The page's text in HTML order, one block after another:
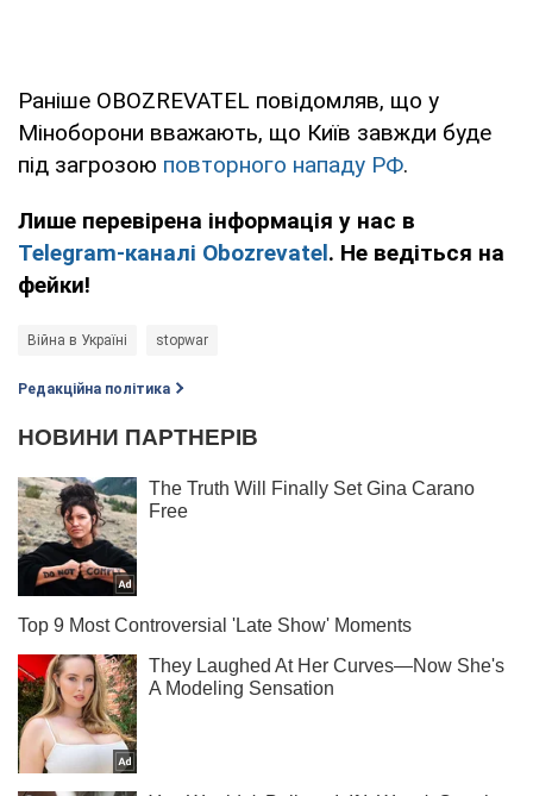
Раніше OBOZREVATEL повідомляв, що у
Міноборони вважають, що Київ завжди буде
під загрозою повторного нападу РФ.
Лише перевірена інформація у нас в
Telegram-каналі Obozrevatel. Не ведіться на
фейки!
Війна в Україні stopwar
Редакційна політика